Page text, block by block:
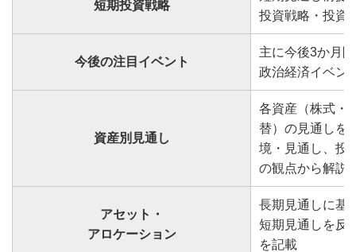
短期投資戦略
投資戦略・投資
今後の注目イベント
主に今後3か月
政治経済イベン
資産別見通し
各資産（株式・
替）の見通しを
境・見通し、投
の観点から解説
アセット・
アロケーション
長期見通しに基
短期見通しを反
を記載